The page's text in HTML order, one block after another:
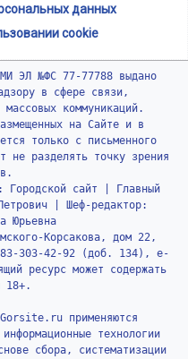
данных
cookie
ЭЛ №ФС 77-77788 выдано
в сфере связи,
коммуникаций.
на Сайте и в
только с письменного
не разделять точку зрения
Городской сайт | Главный
| Шеф-редактор:
Юрьевна
Корсакова, дом 22,
303-42-92 (доб. 134), e-
ресурс может содержать
18+.
Gorsite.ru применяются
технологии
сбора, систематизации